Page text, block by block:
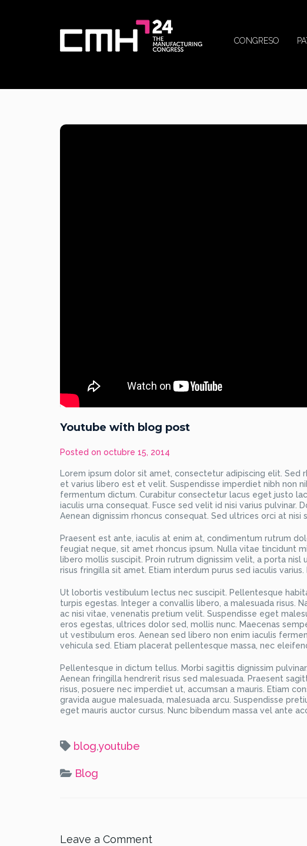
CONGRESO
Youtube with blog post
Posted on octubre 15, 2014
Lorem ipsum dolor sit amet, consectetur adipiscing elit.
et varius libero est et velit. Suspendisse imperdiet nibh non
fermentum dictum. Curabitur consectetur lacus eget justo
iaculis urna consequat. Fusce sed velit id nisi varius pulvinar.
Aenean dignissim rhoncus consequat. Sed ultrices orci at nisi
Praesent est ante, iaculis at enim at, condimentum rutrum
feugiat neque, sit amet rhoncus ipsum. Nulla vitae tincidunt
libero mollis suscipit. Proin rutrum dignissim velit, a porta
risus fringilla sit amet. Etiam interdum purus sed iaculis varius.
Ut lobortis vestibulum lectus nec suscipit. Pellentesque
turpis egestas. Integer a convallis libero, a malesuada risus.
ac nisi vitae, venenatis pretium velit. Suspendisse eget
eros egestas, ultrices dolor sed, mollis nunc. Maecenas
ut vestibulum eros. Aenean sed libero non enim iaculis
vehicula sed. Etiam placerat pellentesque massa, nec
Pellentesque in dictum tellus. Morbi sagittis dignissim
Aenean fringilla hendrerit risus sed malesuada. Praesent
risus, posuere nec imperdiet ut, accumsan a mauris. Etiam
gravida augue malesuada, malesuada arcu. Suspendisse
eget mauris auctor cursus. Nunc bibendum massa vel ante
blog,youtube
Blog
Leave a Comment